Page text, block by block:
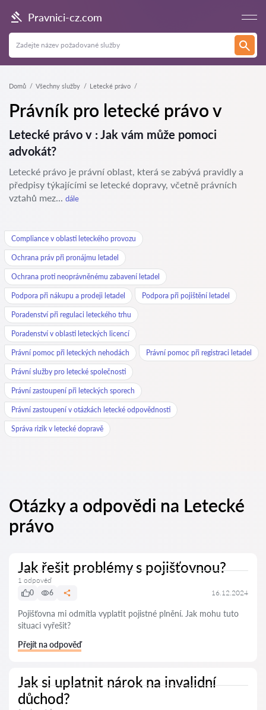
Pravnici-cz.com
Domů Všechny služby Letecké právo
Právník pro letecké právo v
Letecké právo v : Jak vám může pomoci
advokát?
Letecké právo je právní oblast, která se zabývá pravidly a
předpisy týkajícími se letecké dopravy, včetně právních
vztahů mez... dále
Compliance v oblasti leteckého provozu
Ochrana práv při pronájmu letadel
Ochrana proti neoprávněnému zabavení letadel
Podpora při nákupu a prodeji letadel Podpora při pojištění letadel
Poradenství při regulaci leteckého trhu
Poradenství v oblasti leteckých licencí
Právní pomoc při leteckých nehodách Právní pomoc při registraci letadel
Právní služby pro letecké společnosti
Právní zastoupení při leteckých sporech
Právní zastoupení v otázkách letecké odpovědnosti
Správa rizik v letecké dopravě
Otázky a odpovědi na Letecké
právo
Jak řešit problémy s pojišťovnou?
1 odpověď
0
6 16.12.2024
Pojišťovna mi odmítla vyplatit pojistné plnění. Jak mohu tuto
situaci vyřešit?
Přejít na odpověď
Jak si uplatnit nárok na invalidní
důchod?